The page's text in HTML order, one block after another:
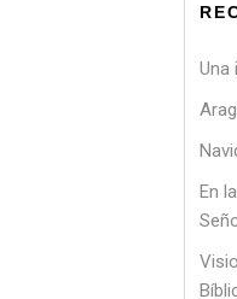
Una
En